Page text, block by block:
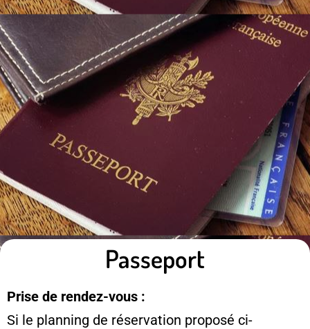
Passeport
Prise de rendez-vous :
Si le planning de réservation proposé ci-